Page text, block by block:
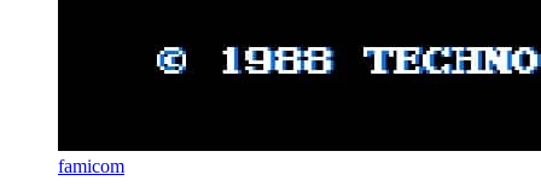
famicom